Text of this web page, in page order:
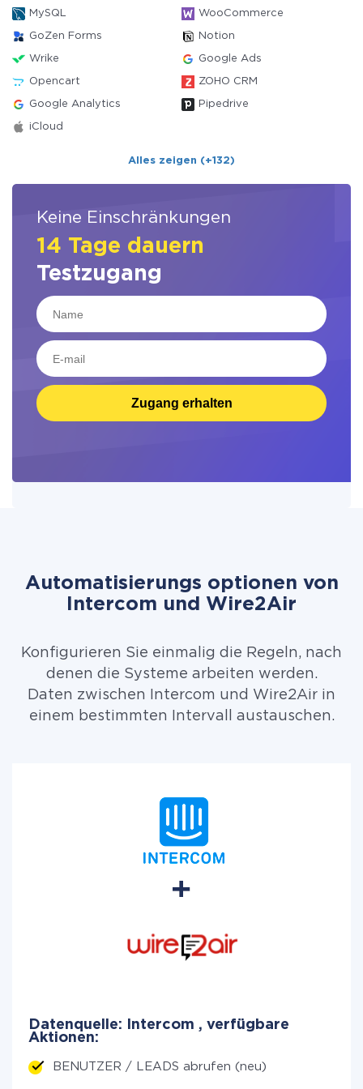
MySQL WooCommerce
GoZen Forms Notion
Wrike Google Ads
Opencart ZOHO CRM
Google Analytics Pipedrive
iCloud
Alles zeigen (+132)
Keine Einschränkungen
14 Tage dauern
Testzugang
Zugang erhalten
Automatisierungs optionen von
Intercom und Wire2Air
Konfigurieren Sie einmalig die Regeln, nach
denen die Systeme arbeiten werden.
Daten zwischen Intercom und Wire2Air in
einem bestimmten Intervall austauschen.
Datenquelle: Intercom , verfügbare
Aktionen:
BENUTZER / LEADS abrufen (neu)